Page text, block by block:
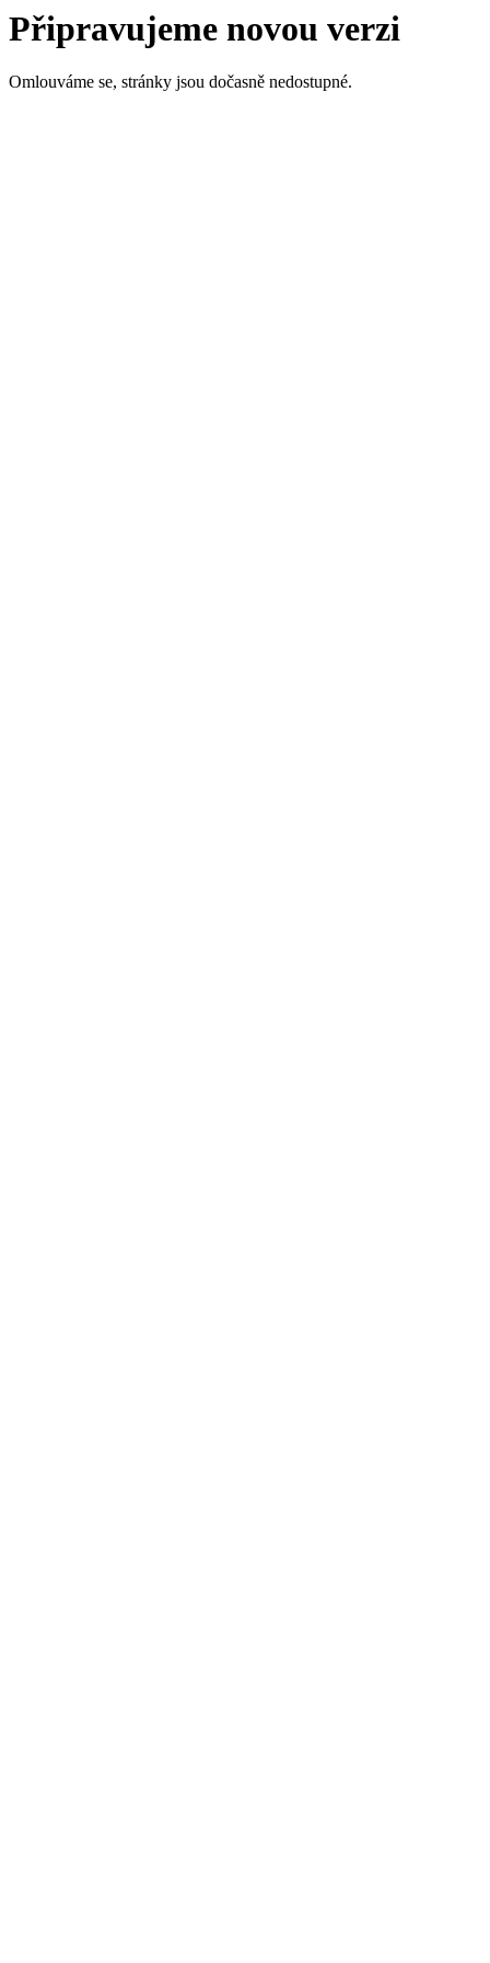
Připravujeme novou verzi
Omlouváme se, stránky jsou dočasně nedostupné.